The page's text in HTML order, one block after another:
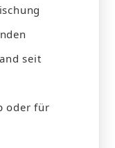
seit
oder für